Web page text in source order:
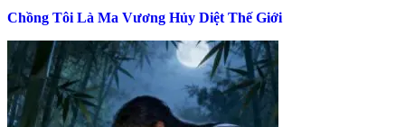
Chồng Tôi Là Ma Vương Hủy Diệt Thế Giới